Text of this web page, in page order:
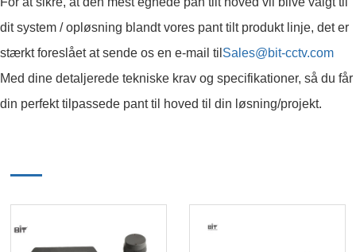
dit system / opløsning blandt vores pant tilt produkt linje, det er
stærkt foreslået at sende os en e-mail til Sales@bit-cctv.com
Med dine detaljerede tekniske krav og specifikationer, så du får
din perfekt tilpassede pant til hoved til din løsning/projekt.